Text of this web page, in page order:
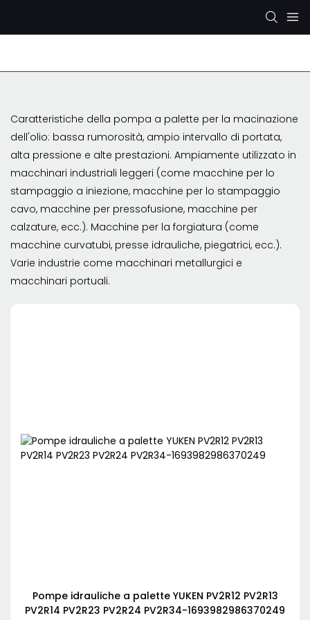
Caratteristiche della pompa a palette per la macinazione
dell'olio: bassa rumorosità, ampio intervallo di portata,
alta pressione e alte prestazioni. Ampiamente utilizzato in
macchinari industriali leggeri (come macchine per lo
stampaggio a iniezione, macchine per lo stampaggio
cavo, macchine per pressofusione, macchine per
calzature, ecc.). Macchine per la forgiatura (come
macchine curvatubi, presse idrauliche, piegatrici, ecc.).
Varie industrie come macchinari metallurgici e
macchinari portuali.
Pompe idrauliche a palette YUKEN PV2R12 PV2R13
PV2R14 PV2R23 PV2R24 PV2R34-1693982986370249